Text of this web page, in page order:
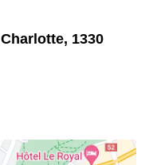
1330